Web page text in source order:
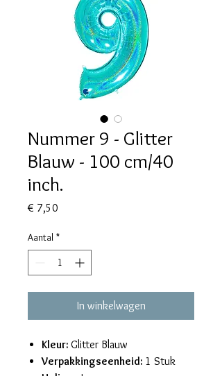
Nummer 9 - Glitter
Blauw - 100 cm/40
inch.
€ 7,50
Aantal *
In winkelwagen
Kleur: Glitter Blauw
Verpakkingseenheid: 1 Stuk